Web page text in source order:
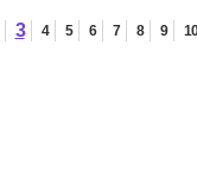
3 4 5 6 7 8 9 10